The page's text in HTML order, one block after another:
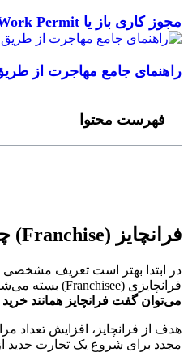
مجوز کاری باز یا Open Work Permit
راهنمای جامع مهاجرت از
فهرست محتوا
فرانچایز (Franchise) چیست؟
فرانچایزی (Franchisee) بسته می‌شود. طبق این قرارداد، فرانچایزر به امتیازگیرنده در ازای دریافت هزینه حق امتیاز اولیه و حق امتیاز مستمر به برند، به محصولات و خدمات خود دسترسی می‌دهد.
می‌توان گفت فرانچایز همانند
هدف از فرانچایز، افزایش تعداد
مجدد برای شروع یک تجارت جدید